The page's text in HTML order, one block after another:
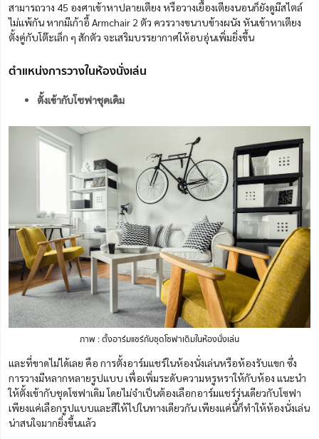
สามารถวาง 45 องศาเข้าหาปลายเตียง หรือวางเยื้องเตียงนอนก็ยังดูมีสไตล์
ไม่แพ้กัน หากมีเก้าอี้ Armchair 2 ตัว ควรวางขนาบข้างผนัง หันเข้าหาเตียง
ตั้งคู่กับโต๊ะเล็ก ๆ สักตัว จะเสริมบรรยากาศให้อบอุ่นเพิ่มยิ่งขึ้น
ตำแหน่งการวางในห้องนั่งเล่น
ตั้งเข้ากับโซฟาชุดเดิม
ภาพ : ตั้งอาร์มแชร์กับชุดโซฟาเดิมในห้องนั่งเล่น
และที่ขาดไม่ได้เลย คือ การตั้งอาร์มแชร์ในห้องนั่งเล่นหรือห้องรับแขก ซึ่ง
การวางมีหลากหลายรูปแบบ เพื่อเพิ่มระดับความหรูหราให้กับห้อง แนะนำ
ให้ตั้งเข้ากับชุดโซฟาเดิม โดยไม่จำเป็นต้องเลือกอาร์มแชร์รุ่นเดียวกับโซฟา
เพียงแค่เลือกรูปแบบและสีให้ไปในทางเดียวกัน เพียงแค่นี้ก็ทำให้ห้องนั่งเล่น
น่าสนใจมากยิ่งขึ้นแล้ว